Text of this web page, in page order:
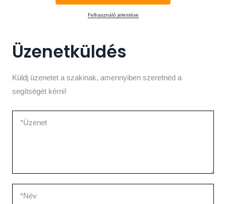
Felhasználó jelentése
Üzenetküldés
Küldj üzenetet a szakinak, amennyiben szeretnéd a
segítségét kérni!